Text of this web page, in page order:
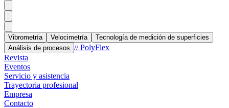
Vibrometría Velocimetría
Tecnología de medición de superficies
Análisis de procesos // PolyFlex
Revista
Eventos
Servicio y asistencia
Trayectoria profesional
Empresa
Contacto